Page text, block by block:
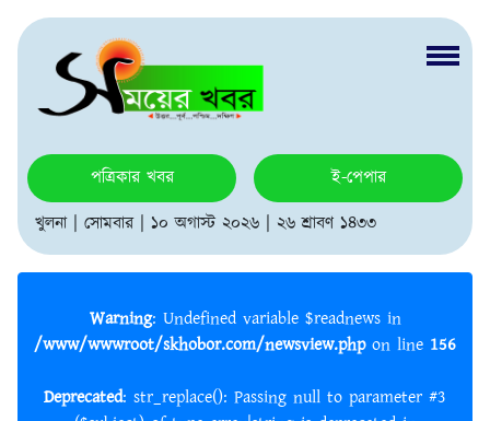
পত্রিকার খবর
ই-পেপার
খুলনা | সোমবার | ১০ অগাস্ট ২০২৬ | ২৬ শ্রাবণ ১৪৩৩
Warning : Undefined variable $readnews in
/www/wwwroot/skhobor.com/newsview.phpon line 156
Deprecated: str_replace(): Passing null to parameter #3